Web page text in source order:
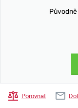
Původně
Porovnat